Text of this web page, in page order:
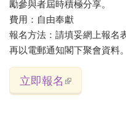
勵參與者屆時積極分享。
費用：自由奉獻
報名方法：請填妥網上報名
再以電郵通知閣下聚會資料
立即報名 (link is